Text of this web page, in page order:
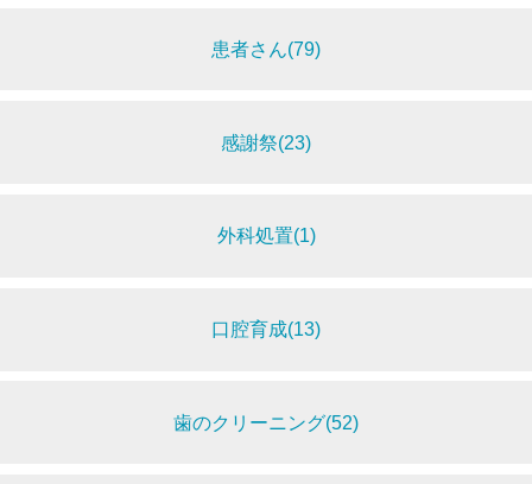
患者さん(79)
感謝祭(23)
外科処置(1)
口腔育成(13)
歯のクリーニング(52)